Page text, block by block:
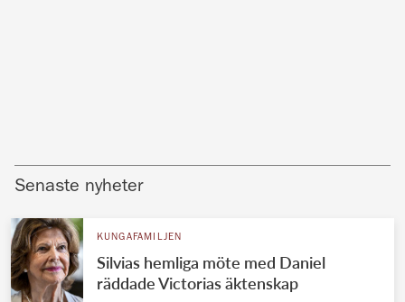
Senaste nyheter
KUNGAFAMILJEN
Silvias hemliga möte med Daniel
räddade Victorias äktenskap